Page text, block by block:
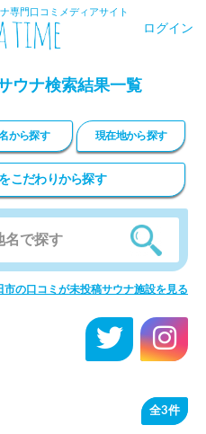
専門口コミメディアサイト
ログイン
ウナ検索結果一覧
から探す 現在地から探す
こだわりから探す
市の口コミが未投稿サウナ施設を見る
全3件